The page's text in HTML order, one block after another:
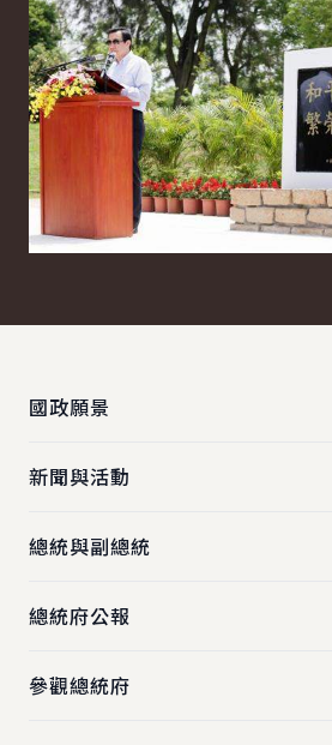
國政願景
新聞與活動
總統與副總統
總統府公報
參觀總統府